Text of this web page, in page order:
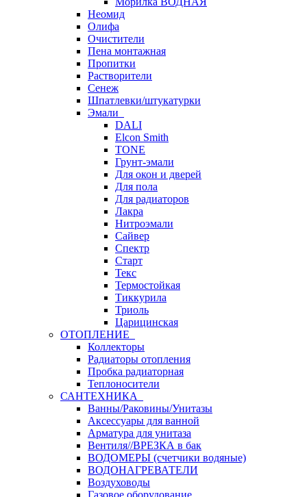
Неомид
Олифа
Очистители
Пена монтажная
Пропитки
Растворители
Сенеж
Шпатлевки/штукатурки
Эмали
DALI
Elcon Smith
TONE
Грунт-эмали
Для окон и дверей
Для пола
Для радиаторов
Лакра
Нитроэмали
Сайвер
Спектр
Старт
Текс
Термостойкая
Тиккурила
Триоль
Царицинская
ОТОПЛЕНИЕ
Коллекторы
Радиаторы отопления
Пробка радиаторная
Теплоносители
САНТЕХНИКА
Ванны/Раковины/Унитазы
Аксессуары для ванной
Арматура для унитаза
Вентиля//ВРЕЗКА в бак
ВОДОМЕРЫ (счетчики водяные)
ВОДОНАГРЕВАТЕЛИ
Воздуховоды
Газовое оборудование